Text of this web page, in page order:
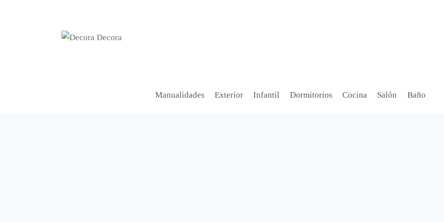
Manualidades Exterior Infantil Dormitorios Cocina Salón Baño